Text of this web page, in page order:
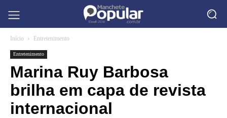
Início Entretenimento
Entretenimento
Marina Ruy Barbosa
brilha em capa de revista
internacional